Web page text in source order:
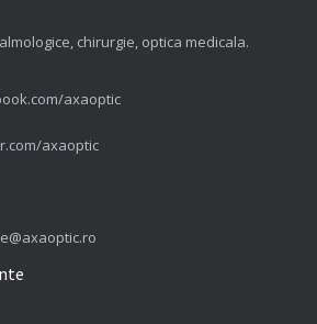
chirurgie, optica medicala.
axaoptic
axaoptic